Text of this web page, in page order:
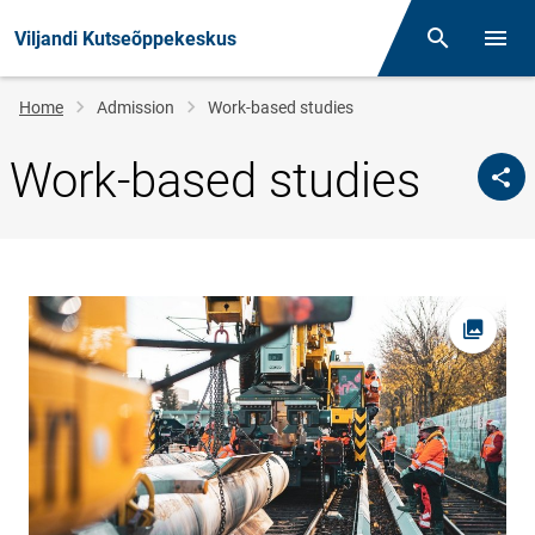
Viljandi Kutseõppekeskus Otsing
Breadcrumb
Home Admission Work-based studies
Work-based studies
Open